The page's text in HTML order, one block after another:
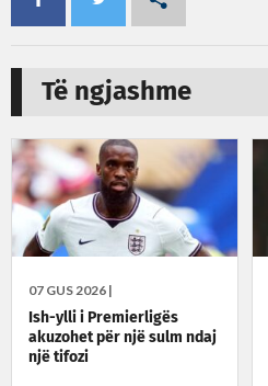
Të ngjashme
07 GUS 2026 |
Ish-ylli i Premierligës
akuzohet për një sulm ndaj
një tifozi